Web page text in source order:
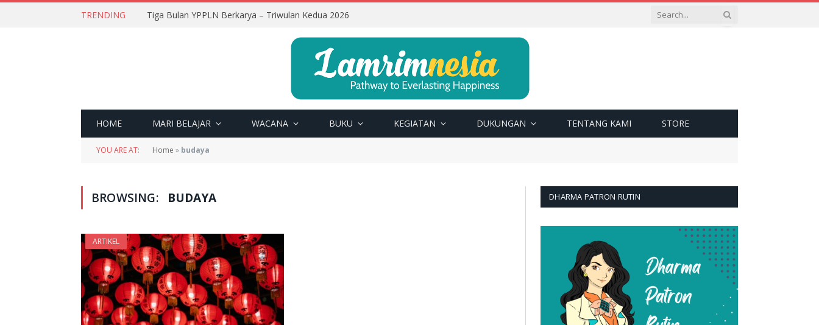
TRENDING Tiga Bulan YPPLN Berkarya – Triwulan Kedua 2026
HOME MARI BELAJAR WACANA BUKU KEGIATAN DUKUNGAN TENTANG KAMI STORE
YOU ARE AT: Home » budaya
BROWSING: BUDAYA
ARTIKEL
DHARMA PATRON RUTIN